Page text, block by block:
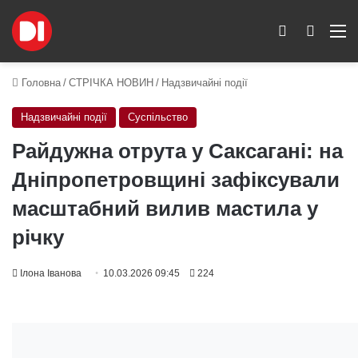
Пошук
Switch skin
Головна / СТРІЧКА НОВИН / Надзвичайні події
Надзвичайні події Суспільство
Райдужна отрута у Саксагані: на
Дніпропетровщині зафіксували
масштабний вилив мастила у
річку
Ілона Іванова 10.03.2026 09:45 224